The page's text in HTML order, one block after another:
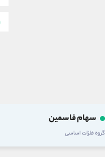
سهام فاسمین
گروه فلزات اساسی